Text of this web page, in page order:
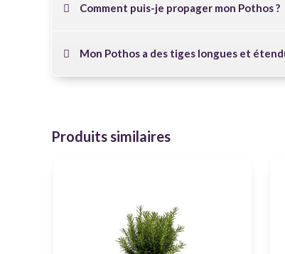
Comment puis-je propager mon Pothos ?
Mon Pothos a des tiges longues et
Produits similaires